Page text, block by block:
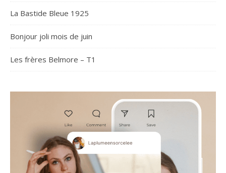
La Bastide Bleue 1925
Bonjour joli mois de juin
Les frères Belmore – T1